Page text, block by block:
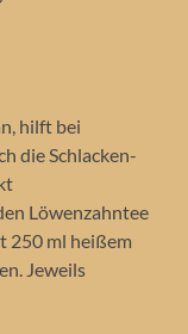
hilft bei
die Schlacken-
Löwenzahntee
250 ml heißem
Jeweils